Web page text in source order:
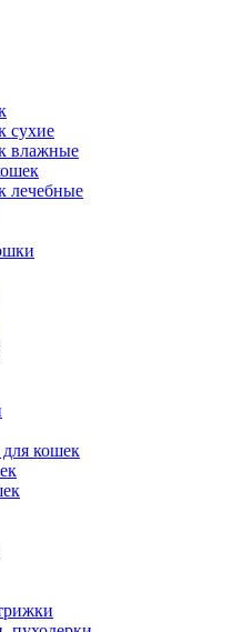
сухие
влажные
лечебные
кошек